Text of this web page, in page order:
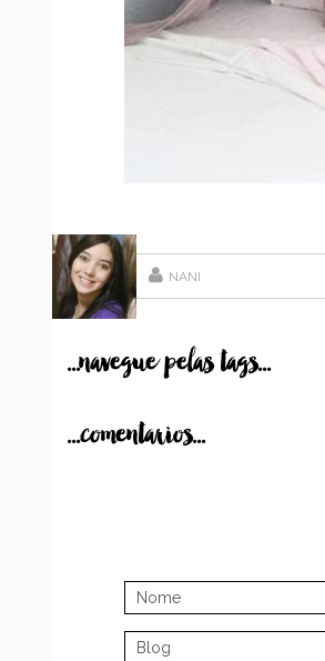
NANI
...navegue pelas tags...
...comentarios...